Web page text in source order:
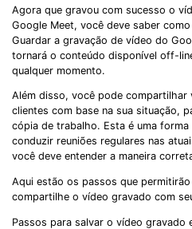
Agora que gravou com sucesso o
Google Meet, você deve saber
Guardar a gravação de vídeo do
tornará o conteúdo disponível off-
qualquer momento.
Além disso, você pode compartilhar
clientes com base na sua situação,
cópia de trabalho. Esta é uma
conduzir reuniões regulares nas
você deve entender a maneira
Aqui estão os passos que
compartilhe o vídeo gravado com
Passos para salvar o vídeo gravado